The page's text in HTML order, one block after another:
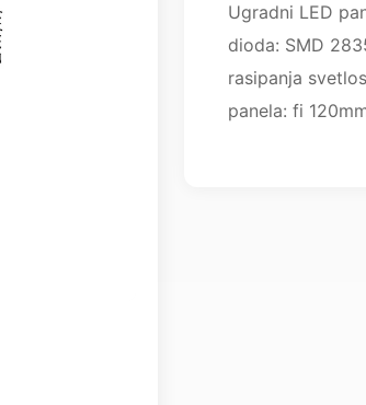
Ugradni LED
dioda: SMD
rasipanja
panela: fi